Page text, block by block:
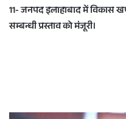
11- जनपद इलाहाबाद में विकास
सम्बन्धी प्रस्ताव को मंजूरी।